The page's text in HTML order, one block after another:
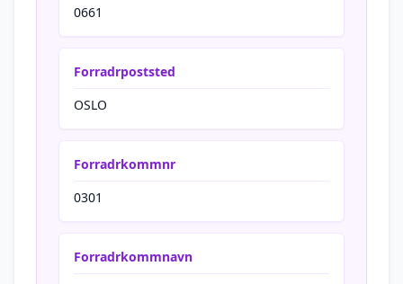
0661
Forradrpoststed
OSLO
Forradrkommnr
0301
Forradrkommnavn